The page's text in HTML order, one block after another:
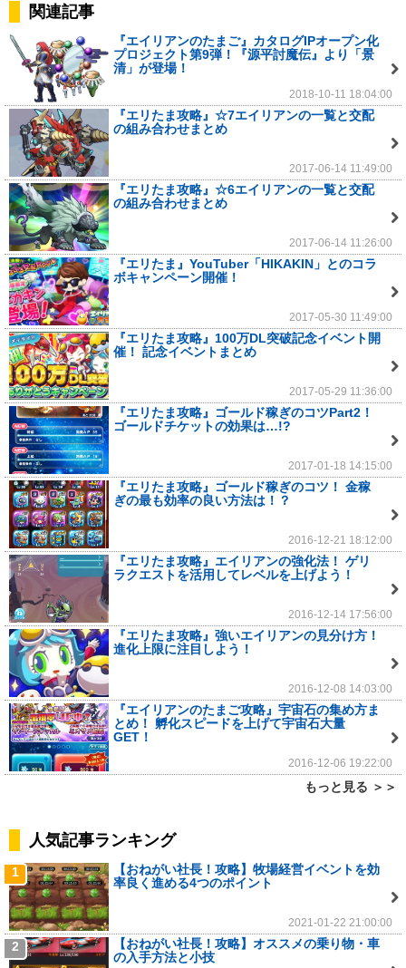
関連記事
『エイリアンのたまご』カタログIPオープン化
プロジェクト第9弾！『源平討魔伝』より「景
清」が登場！
2018-10-11 18:04:00
『エリたま攻略』☆7エイリアンの一覧と交配
の組み合わせまとめ
2017-06-14 11:49:00
『エリたま攻略』☆6エイリアンの一覧と交配
の組み合わせまとめ
2017-06-14 11:26:00
『エリたま』YouTuber「HIKAKIN」とのコラ
ボキャンペーン開催！
2017-05-30 11:49:00
『エリたま攻略』100万DL突破記念イベント開
催！ 記念イベントまとめ
2017-05-29 11:36:00
『エリたま攻略』ゴールド稼ぎのコツPart2！
ゴールドチケットの効果は…!?
2017-01-18 14:15:00
『エリたま攻略』ゴールド稼ぎのコツ！ 金稼
ぎの最も効率の良い方法は！？
2016-12-21 18:12:00
『エリたま攻略』エイリアンの強化法！ ゲリ
ラクエストを活用してレベルを上げよう！
2016-12-14 17:56:00
『エリたま攻略』強いエイリアンの見分け方！
進化上限に注目しよう！
2016-12-08 14:03:00
『エイリアンのたまご攻略』宇宙石の集め方ま
とめ！ 孵化スピードを上げて宇宙石大量
GET！
2016-12-06 19:22:00
もっと見る ＞＞
人気記事ランキング
1
【おねがい社長！攻略】牧場経営イベントを効
率良く進める4つのポイント
2021-01-22 21:00:00
2
【おねがい社長！攻略】オススメの乗り物・車
の入手方法と小技